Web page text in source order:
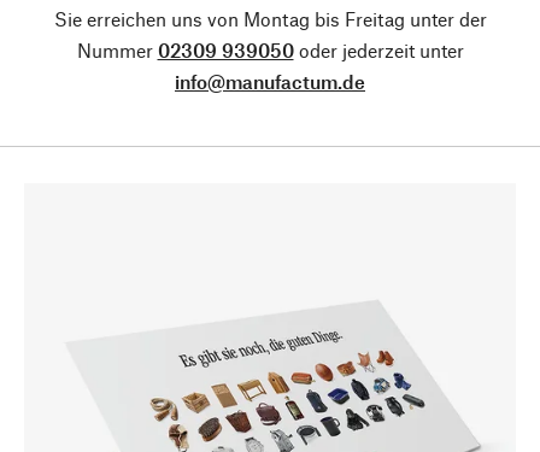
Sie erreichen uns von Montag bis Freitag unter der
Nummer 02309 939050oder jederzeit unter
info@manufactum.de